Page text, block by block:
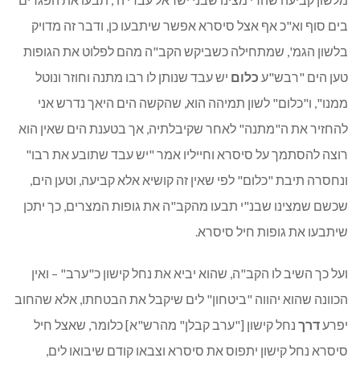
בים סוף וא"כ אף אצל סיסרא אפשר שיתבעו כן, ודבר זה מדויק
בלשון הגמ', שמתחילה כשביקש הקב"ה מהם לפלוט את הגופות
טען הים "רבש"ע כלום יש עבד שנותן לו רבו מתנה וחוזר ונוטל
ממנו", ו"כלום" לשון תמיהה הוא, שהקשה הים היאך נדרש אני
להחזיר את ה"מתנה" לאחר שקיבלתיה, אך בטענת הים שאין הוא
רוצה להסתמך על סיסרא וחייליו אמר "יש עבד שתובע את רבו"
ונחסרה תיבת "כלום" לפי שאין זה קושיא אלא קביעה, וטען הים,
שכשם שמצינו שבנ"י תבעו מהקב"ה את גופות המצרים, כך יתכן
שיתבעו את גופות חיל סיסרא.
ועל כך השיב לו הקב"ה, שהוא יביא את נחל קישון כ"ערב" – ואין
הכוונה שהוא יהווה "ביטחון" לים שיקבל את הבטחתו, אלא שהחוב
יפרעדרך נחל קישון ["ערב קבלן" מהרש"א] כלומר, שאצל חיל
סיסרא נחל קישון יתפוס את סיסרא וצבאו קודם שיבואו לים,